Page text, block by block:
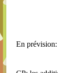
En prévision: